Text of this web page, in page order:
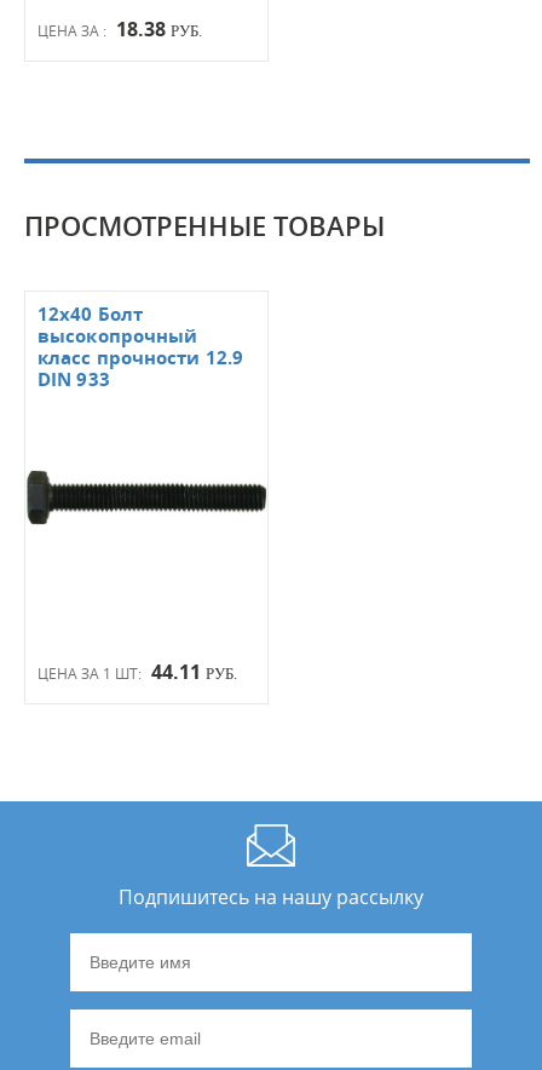
ЦЕНА ЗА : 18.38 РУБ.
ПРОСМОТРЕННЫЕ ТОВАРЫ
ЦЕНА ЗА 1 ШТ: 44.11 РУБ.
12x40 Болт
высокопрочный
класс прочности 12.9
DIN 933
Подпишитесь на нашу рассылку